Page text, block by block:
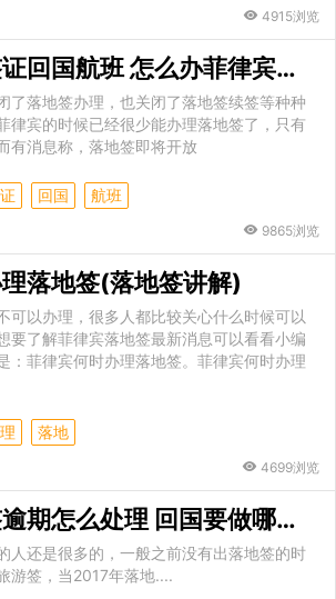
4915浏览
菲律宾落地签证回国航班 怎么办菲律宾落地签
了落地签办理，也关闭了落地签续签等种种
律宾的时候已经很少能办理落地签了，只有
有消息称，落地签即将开放
回国 航班
9865浏览
落地签(落地签讲解)
可以办理，很多人都比较关心什么时候可以
要了解菲律宾落地签最新消息可以看看小编
：菲律宾何时办理落地签。菲律宾何时办理
落地
4699浏览
菲律宾落地签逾期怎么处理 回国要做哪些手续
人还是很多的，一般之前没有出落地签的时
游签，当2017年落地....